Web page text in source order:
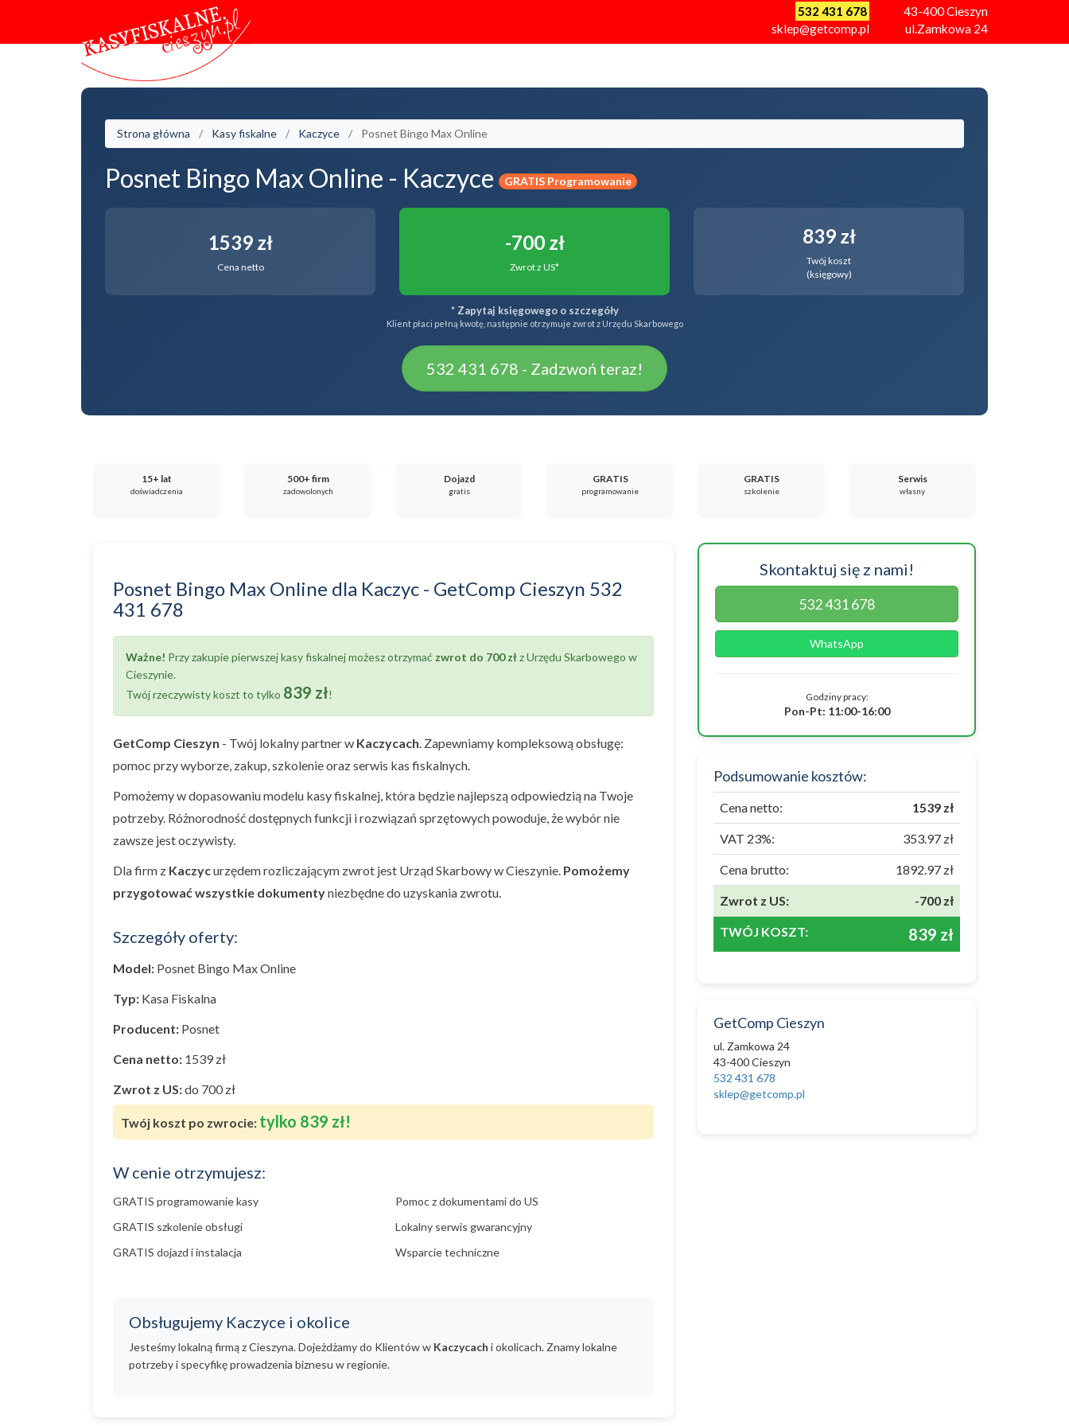
532 431 678
sklep@getcomp.pl
43-400Cieszyn
ul.Zamkowa 24
Strona główna Kasy fiskalne Kaczyce Posnet Bingo Max Online
Posnet Bingo Max Online - Kaczyce GRATIS Programowanie
1539 zł
Cena netto
-700 zł
Zwrot z US*
839 zł
Twój koszt
(księgowy)
* Zapytaj księgowego o szczegóły
Klient płaci pełną kwotę, następnie otrzymuje zwrot z Urzędu Skarbowego
532 431 678 - Zadzwoń teraz!
15+ lat
doświadczenia
500+ firm
zadowolonych
Dojazd
gratis
GRATIS
programowanie
GRATIS
szkolenie
Serwis
własny
Posnet Bingo Max Online dla Kaczyc - GetComp Cieszyn 532
431 678
Ważne! Przy zakupie pierwszej kasy fiskalnej możesz otrzymać zwrot do 700 złz Urzędu Skarbowego w
Cieszynie.
Twój rzeczywisty koszt to tylko 839 zł!
GetComp Cieszyn - Twój lokalny partner w Kaczycach. Zapewniamy kompleksową obsługę:
pomoc przy wyborze, zakup, szkolenie oraz serwis kas fiskalnych.
Pomożemy w dopasowaniu modelu kasy fiskalnej, która będzie najlepszą odpowiedzią na Twoje
potrzeby. Różnorodność dostępnych funkcji i rozwiązań sprzętowych powoduje, że wybór nie
zawsze jest oczywisty.
Dla firm z Kaczycurzędem rozliczającym zwrot jest Urząd Skarbowy w Cieszynie. Pomożemy
przygotować wszystkie dokumentyniezbędne do uzyskania zwrotu.
Szczegóły oferty:
Model: Posnet Bingo Max Online
Typ: Kasa Fiskalna
Producent: Posnet
Cena netto: 1539 zł
Zwrot z US:do 700 zł
Twój koszt po zwrocie: tylko 839 zł!
W cenie otrzymujesz:
GRATIS programowanie kasy
GRATIS szkolenie obsługi
GRATIS dojazd i instalacja
Pomoc z dokumentami do US
Lokalny serwis gwarancyjny
Wsparcie techniczne
Obsługujemy Kaczyce i okolice
Jesteśmy lokalną firmą z Cieszyna. Dojeżdżamy do Klientów w Kaczycach i okolicach. Znamy lokalne
potrzeby i specyfikę prowadzenia biznesu w regionie.
Skontaktuj się z nami!
532 431 678
WhatsApp
Godziny pracy:
Pon-Pt: 11:00-16:00
Podsumowanie kosztów:
Cena netto: 1539 zł
VAT 23%: 353.97 zł
Cena brutto: 1892.97 zł
Zwrot z US: -700 zł
TWÓJ KOSZT: 839 zł
GetComp Cieszyn
ul. Zamkowa 24
43-400 Cieszyn
532 431 678
sklep@getcomp.pl